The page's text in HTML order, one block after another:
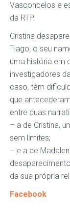
Vasconcelos e
da RTP.
Cristina
Tiago, o seu
uma história em
investigadores
caso, têm
que
entre duas
– a de Cristina,
sem limites;
– e a de
da sua própria
Facebook